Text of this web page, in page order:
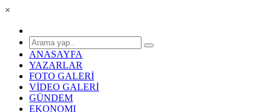
×
ANASAYFA
YAZARLAR
FOTO GALERİ
VİDEO GALERİ
GÜNDEM
EKONOMI